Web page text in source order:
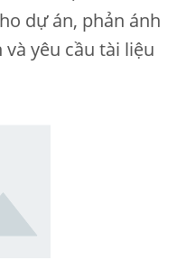
dự án, phản ánh
yêu cầu tài liệu